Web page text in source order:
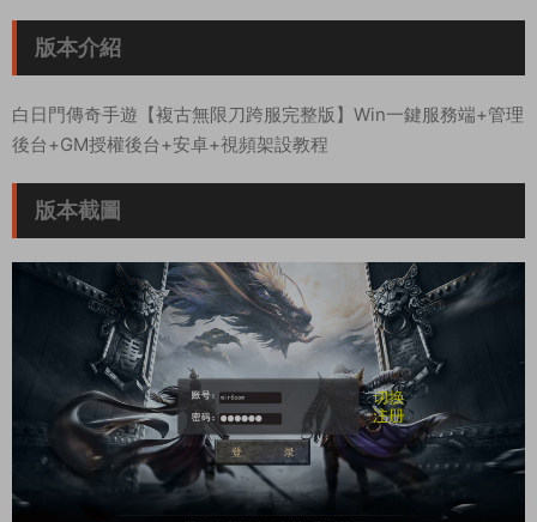
版本介紹
白日門傳奇手遊【複古無限刀跨服完整版】Win一鍵服務端+管理
後台+GM授權後台+安卓+視頻架設教程
版本截圖